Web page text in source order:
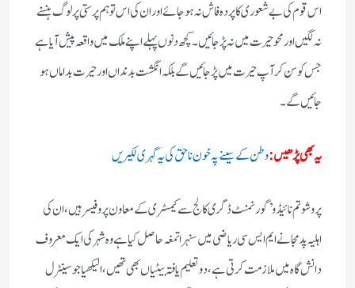
اس قوم کی بے شعوری کا پردہ فاش نہ ہو جائے اور ان کی اس توہم پرستی پر لوگ ہنسنے
نہ لگیں اور محو حیرت میں نہ پڑ جائیں۔ کچھ دنوں پہلے اپنے ملک میں واقعہ پیش آیا ہے
جس کو سن کر آپ حیرت میں پڑ جائیں گے بلکہ انگشت بدنداں اور حیرت بداماں ہو
جائیں گے۔
یہ بھی پڑھیں:وطن کے سینے پہ خون ناحق کی یہ گہری لکیریں
پروشوتم نائیڈو’ گورنمنٹ ڈگری کالج سے کیمسٹری کے معاون پروفیسر ہیں، ان کی
اہلیہ پدمجا نے ایم ایس سی ریاضی میں سنہرا تمغہ حاصل کیا ہے وہ شہر کی ایک معروف
دانش گاہ میں ملازمت کرتی ہے، دو تعلیم یافتہ بیٹیاں بھی تھیں، الیکھیا جو سینٹرل